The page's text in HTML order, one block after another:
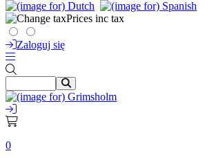
Prices inc tax
Zaloguj się
0